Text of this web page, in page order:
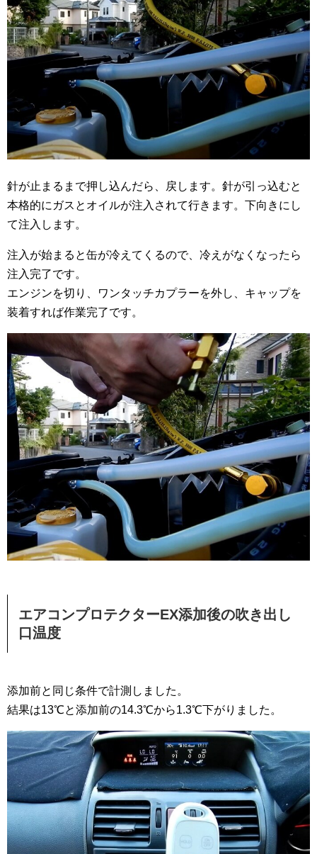
針が止まるまで押し込んだら、戻します。針が引っ込むと
本格的にガスとオイルが注入されて行きます。下向きにし
て注入します。
注入が始まると缶が冷えてくるので、冷えがなくなったら
注入完了です。
エンジンを切り、ワンタッチカプラーを外し、キャップを
装着すれば作業完了です。
エアコンプロテクターEX添加後の吹き出し
口温度
添加前と同じ条件で計測しました。
結果は13℃と添加前の14.3℃から1.3℃下がりました。